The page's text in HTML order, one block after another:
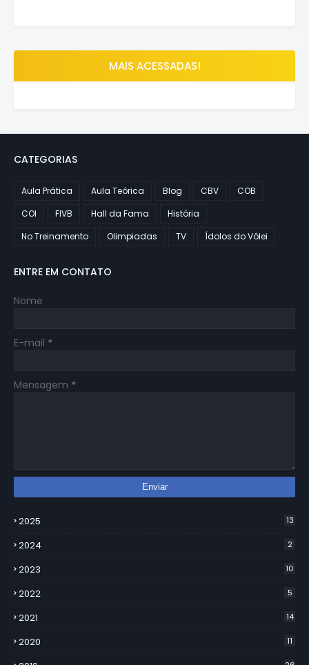
MAIS ACESSADAS!
CATEGORIAS
Aula Prática Aula Teórica Blog CBV
COB
COI
FIVB Hall da Fama
História
No Treinamento
Olimpiadas TV Ídolos do Vôlei
ENTRE EM CONTATO
Nome
E-mail *
Mensagem *
2025 13
2024 2
2023 10
2022 5
2021 14
2020 11